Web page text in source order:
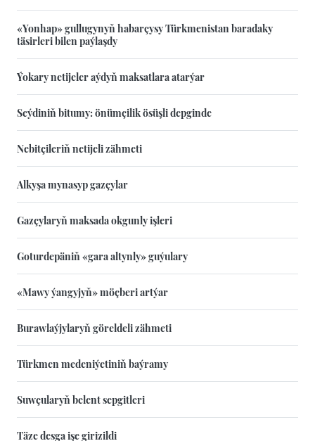
«Yonhap» gullugynyň habarçysy Türkmenistan baradaky
täsirleri bilen paýlaşdy
Ýokary netijeler aýdyň maksatlara atarýar
Seýdiniň bitumy: önümçilik ösüşli depginde
Nebitçileriň netijeli zähmeti
Alkyşa mynasyp gazçylar
Gazçylaryň maksada okgunly işleri
Goturdepäniň «gara altynly» guýulary
«Mawy ýangyjyň» möçberi artýar
Burawlaýjylaryň göreldeli zähmeti
Türkmen medeniýetiniň baýramy
Suwçularyň belent sepgitleri
Täze desga işe girizildi